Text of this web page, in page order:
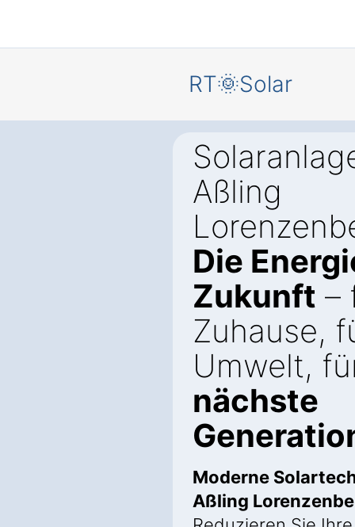
RT🌞Solar
Aßling
Die
Zukunft –
Zuhause,
Umwelt,
nächste
Moderne
Aßling